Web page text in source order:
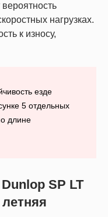
нагрузках.
к износу,
езде
5 отдельных
длине
SP LT
летняя